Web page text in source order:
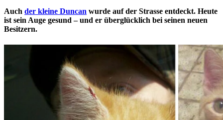
Auch der kleine Duncan wurde auf der Strasse entdeckt. Heute
ist sein Auge gesund – und er überglücklich bei seinen neuen
Besitzern.